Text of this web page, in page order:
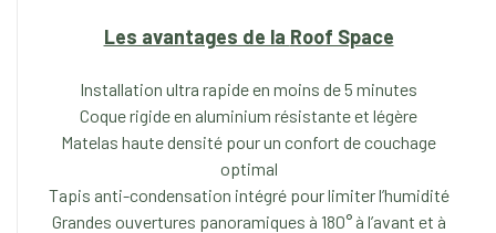
Les avantages de la Roof Space
Installation ultra rapide en moins de 5 minutes
Coque rigide en aluminium résistante et légère
Matelas haute densité pour un confort de couchage
optimal
Tapis anti-condensation intégré pour limiter l’humidité
Grandes ouvertures panoramiques à 180° à l’avant et à